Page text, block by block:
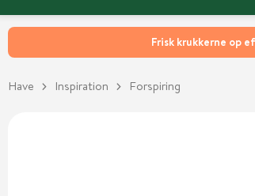
Frisk krukkerne op
Have Inspiration Forspiring